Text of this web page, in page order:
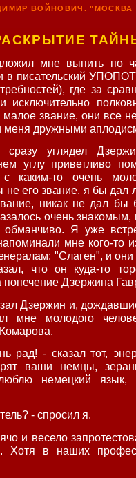
ВОЙНОВИЧ. "МОСКВА
мне выпить по
писательский УПОПОТ
где за
исключительно
звание, они все
меня дружными
углядел
углу приветливо
каким-то очень
не его звание, я бы дал
никак не дал бы
очень
обманчиво. Я уже
мне кого-то
"Слаген", и
что он куда-то
попечение Дзержина
Дзержин и,
мне молодого
рад! - сказал тот,
ваши немцы,
немецкий язык,
- спросил я.
и весело
Хотя в наших